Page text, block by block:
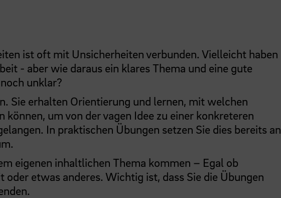
ist oft mit Unsicherheiten verbunden. Vielleicht haben
- aber wie daraus ein klares Thema und eine gute
unklar?
Sie erhalten Orientierung und lernen, mit welchen
können, um von der vagen Idee zu einer konkreteren
In praktischen Übungen setzen Sie dies bereits an
eigenen inhaltlichen Thema kommen – Egal ob
etwas anderes. Wichtig ist, dass Sie die Übungen